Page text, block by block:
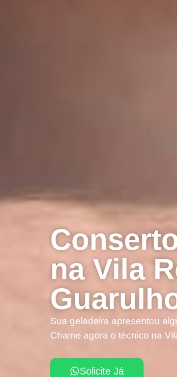
na Vila
Sua geladeira apresentou
Chame agora o técnico na
Solicite Já